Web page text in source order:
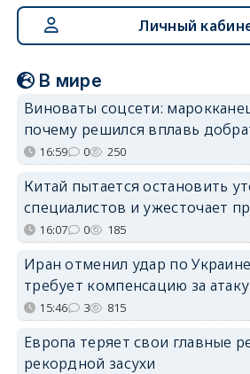
Личный
В мире
Виноваты соцсети:
почему решился вплавь
16:59 0 250
Китай пытается остановить
специалистов и ужесточает
16:07 0 185
Иран отменил удар по
требует компенсацию за
15:46 3 815
Европа теряет свои главные
рекордной засухи